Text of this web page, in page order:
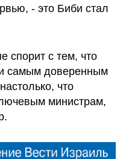
- это Биби стал
спорит с тем, что
самым доверенным
что
министрам,